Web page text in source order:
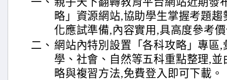
略」資源網站,協助學生掌握考題
化應試準備,內容實用,具高度參考
二、 網站內特別設置「各科攻略」專區
學、社會、自然等五科重點整理,
略與複習方法,免費登入即可下載。